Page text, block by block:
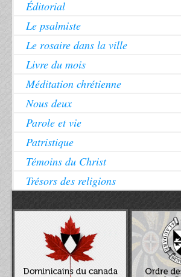
Éditorial
Le psalmiste
Le rosaire dans la ville
Livre du mois
Méditation chrétienne
Nous deux
Parole et vie
Patristique
Témoins du Christ
Trésors des religions